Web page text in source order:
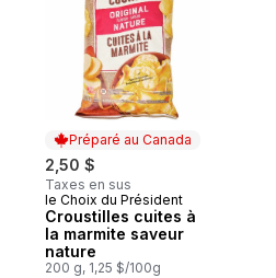
Préparé au Canada
2,50 $
Taxes en sus
Préparé au Canada
le Choix du Président
Croustilles cuites à
la marmite saveur
nature
200 g, 1,25 $/100g